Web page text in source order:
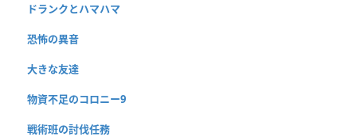
ドランクとハマハマ
恐怖の異音
大きな友達
物資不足のコロニー9
戦術班の討伐任務